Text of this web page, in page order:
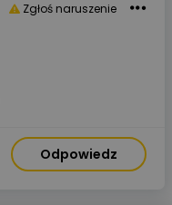
Zgłoś naruszenie
Odpowiedz